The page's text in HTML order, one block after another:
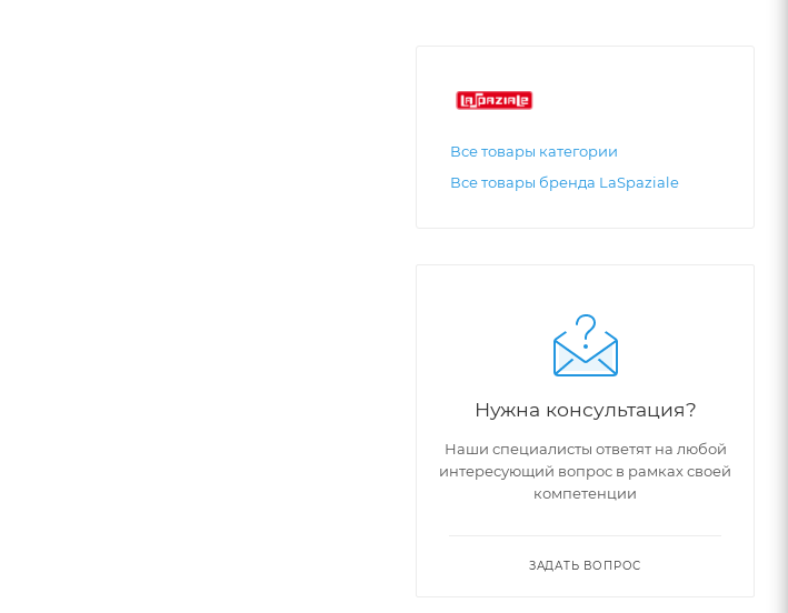
Все товары категории
Все товары бренда LaSpaziale
Нужна консультация?
Наши специалисты ответят на любой
интересующий вопрос в рамках своей
компетенции
ЗАДАТЬ ВОПРОС